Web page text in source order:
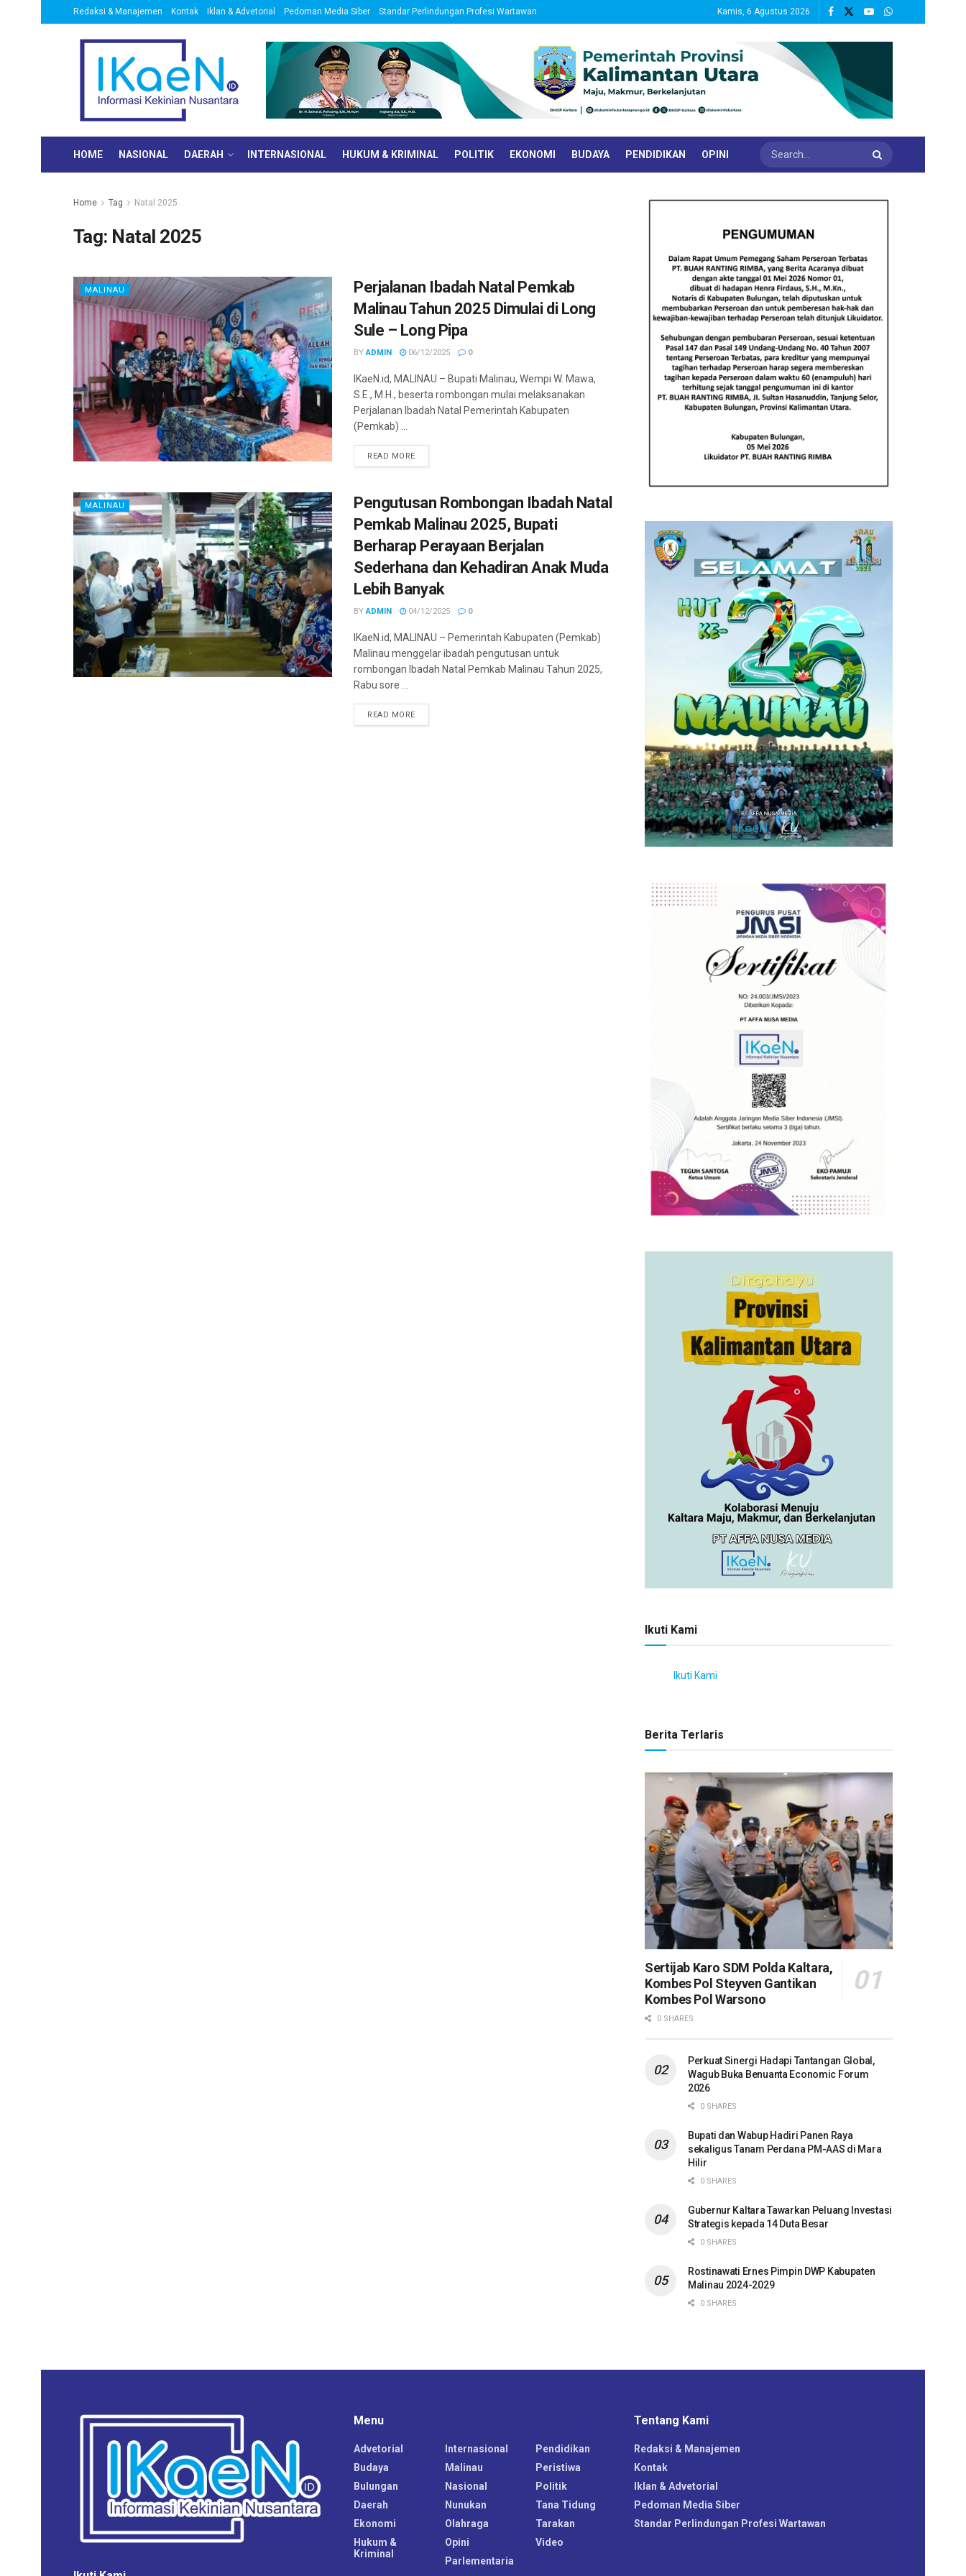
Redaksi & Manajemen Kontak Iklan & Advetorial Pedoman Media Siber Standar Perlindungan Profesi Wartawan Kamis, 6 Agustus 2026
HOME NASIONAL DAERAH INTERNASIONAL HUKUM & KRIMINAL POLITIK EKONOMI BUDAYA PENDIDIKAN OPINI
Home Tag Natal 2025
Tag: Natal 2025
MALINAU
Perjalanan Ibadah Natal Pemkab
Malinau Tahun 2025 Dimulai di Long
Sule – Long Pipa
BY ADMIN 06/12/2025 0
IKaeN.id, MALINAU – Bupati Malinau, Wempi W. Mawa,
S.E., M.H., beserta rombongan mulai melaksanakan
Perjalanan Ibadah Natal Pemerintah Kabupaten
(Pemkab) ...
READ MOREDETAILS
MALINAU
Pengutusan Rombongan Ibadah Natal
Pemkab Malinau 2025, Bupati
Berharap Perayaan Berjalan
Sederhana dan Kehadiran Anak Muda
Lebih Banyak
BY ADMIN 04/12/2025 0
IKaeN.id, MALINAU – Pemerintah Kabupaten (Pemkab)
Malinau menggelar ibadah pengutusan untuk
rombongan Ibadah Natal Pemkab Malinau Tahun 2025,
Rabu sore ...
READ MOREDETAILS
Ikuti Kami
Ikuti Kami
Berita Terlaris
Sertijab Karo SDM Polda Kaltara,
Kombes Pol Steyven Gantikan
Kombes Pol Warsono
0 SHARES
Perkuat Sinergi Hadapi Tantangan Global,
Wagub Buka Benuanta Economic Forum
2026
0 SHARES
Bupati dan Wabup Hadiri Panen Raya
sekaligus Tanam Perdana PM-AAS di Mara
Hilir
0 SHARES
Gubernur Kaltara Tawarkan Peluang Investasi
Strategis kepada 14 Duta Besar
0 SHARES
Rostinawati Ernes Pimpin DWP Kabupaten
Malinau 2024-2029
0 SHARES
Menu
Advetorial
Budaya
Bulungan
Daerah
Ekonomi
Hukum &
Kriminal
Internasional
Malinau
Nasional
Nunukan
Olahraga
Opini
Parlementaria
Pendidikan
Peristiwa
Politik
Tana Tidung
Tarakan
Video
Tentang Kami
Redaksi & Manajemen
Kontak
Iklan & Advetorial
Pedoman Media Siber
Standar Perlindungan Profesi Wartawan